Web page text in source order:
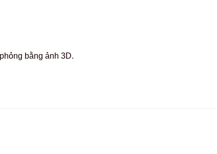
bằng ảnh 3D.